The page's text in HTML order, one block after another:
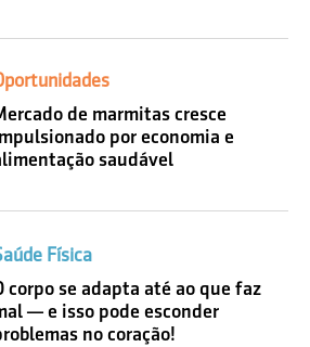
de marmitas cresce
por economia e
saudável
Física
corpo se adapta até ao que faz
— e isso pode esconder
no coração!